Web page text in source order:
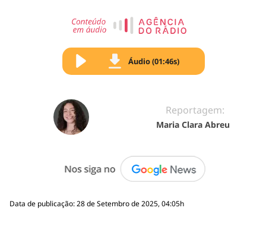
Áudio (01:46s)
Reportagem:
Maria Clara Abreu
Data de publicação: 28 de Setembro de 2025, 04:05h